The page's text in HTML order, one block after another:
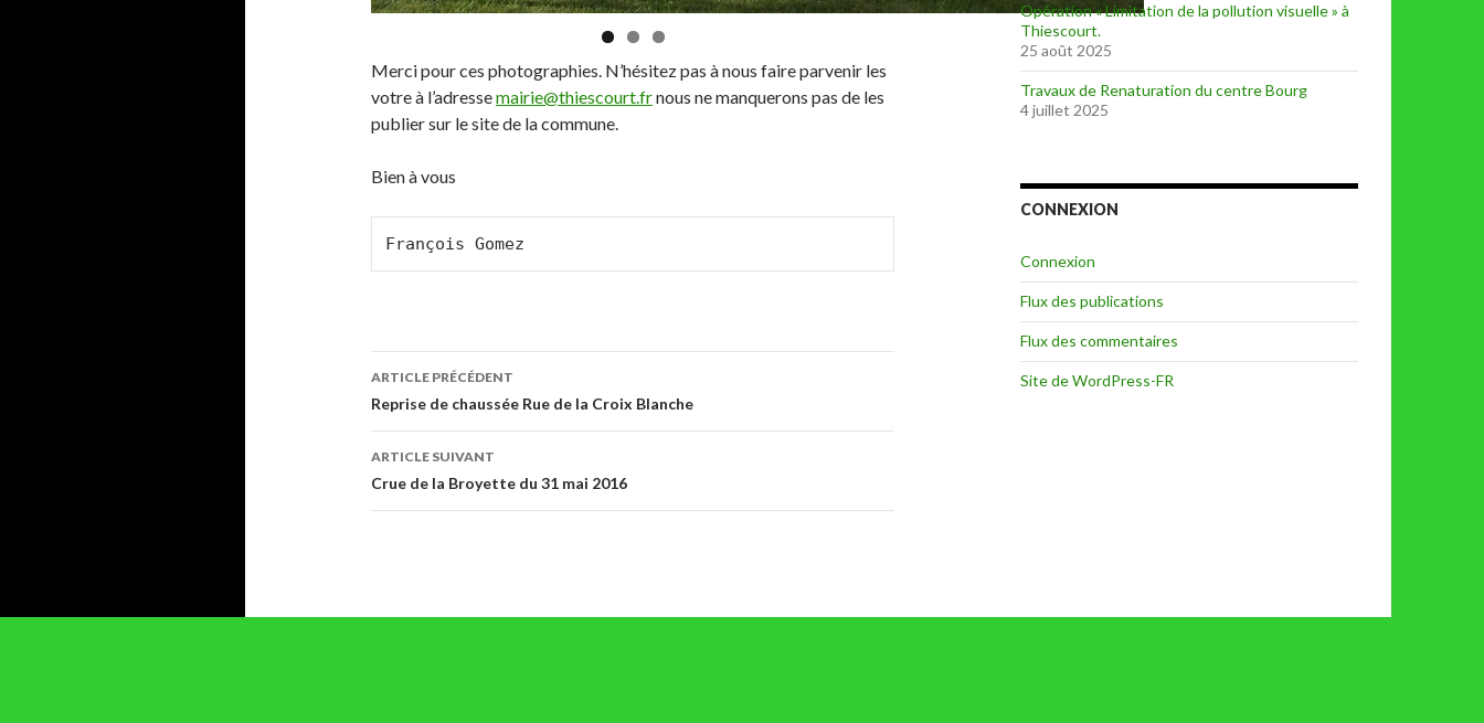
Merci pour ces photographies. N’hésitez pas à nous faire parvenir les
votre à l’adressemairie@thiescourt.frnous ne manquerons pas de les
publier sur le site de la commune.
Bien à vous
François Gomez
Navigation
des
articles
ARTICLE PRÉCÉDENT
Reprise de chaussée Rue de la Croix Blanche
ARTICLE SUIVANT
Crue de la Broyette du 31 mai 2016
Opération « Limitation de la pollution visuelle » à
Thiescourt.
25 août 2025
Travaux de Renaturation du centre Bourg
4 juillet 2025
CONNEXION
Connexion
Flux des publications
Flux des commentaires
Site de WordPress-FR